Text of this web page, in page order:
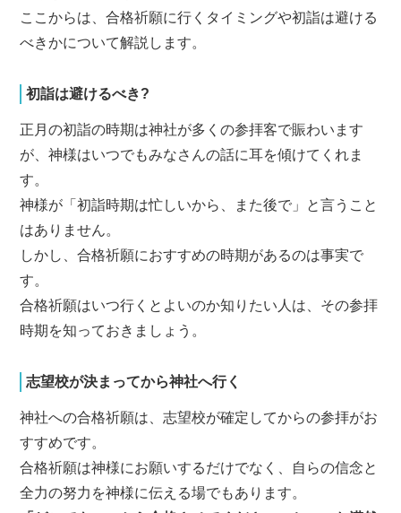
ここからは、合格祈願に行くタイミングや初詣は避ける
べきかについて解説します。
初詣は避けるべき?
正月の初詣の時期は神社が多くの参拝客で賑わいます
が、神様はいつでもみなさんの話に耳を傾けてくれま
す。
神様が「初詣時期は忙しいから、また後で」と言うこと
はありません。
しかし、合格祈願におすすめの時期があるのは事実で
す。
合格祈願はいつ行くとよいのか知りたい人は、その参拝
時期を知っておきましょう。
志望校が決まってから神社へ行く
神社への合格祈願は、志望校が確定してからの参拝がお
すすめです。
合格祈願は神様にお願いするだけでなく、自らの信念と
全力の努力を神様に伝える場でもあります。